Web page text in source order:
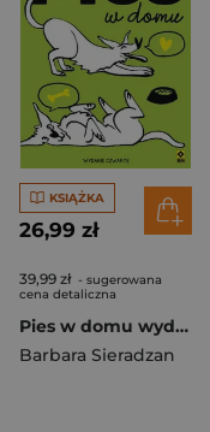
KSIĄŻKA
26,99 zł
39,99 zł - sugerowana
cena detaliczna
Pies w domu wyd. 2026
Barbara Sieradzan